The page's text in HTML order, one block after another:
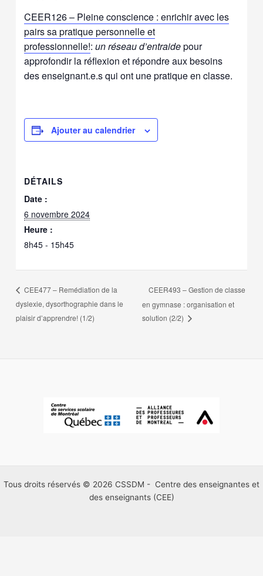
CEER126 – Pleine conscience : enrichir avec les
pairs sa pratique personnelle et
professionnelle!:un réseau d’entraidepour
approfondir la réflexion et répondre aux besoins
des enseignant.e.s qui ont une pratique en classe.
Ajouter au calendrier
DÉTAILS
Date :
6 novembre 2024
Heure :
8h45 - 15h45
CEE477 – Remédiation de la
dyslexie, dysorthographie dans le
plaisir d’apprendre! (1/2)
CEER493 – Gestion de classe
en gymnase : organisation et
solution (2/2)
Tous droits réservés © 2026 CSSDM - Centre des enseignantes et
des enseignants (CEE)